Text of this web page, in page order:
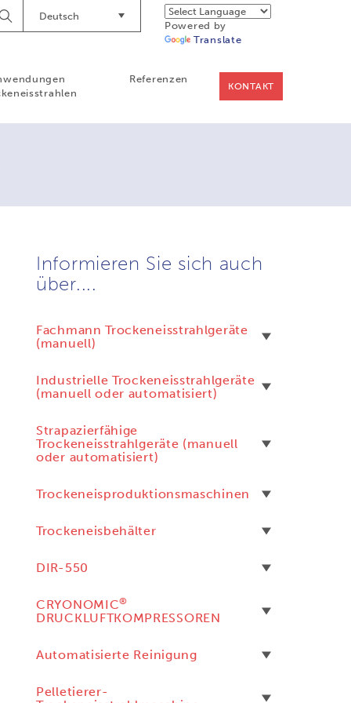
Powered by
Translate
Deutsch
Suche
starten
Referenzen
KONTAKT
Informieren Sie sich auch
über....
Fachmann Trockeneisstrahlgeräte
(manuell)
Industrielle Trockeneisstrahlgeräte
(manuell oder automatisiert)
Strapazierfähige
Trockeneisstrahlgeräte (manuell
oder automatisiert)
Trockeneisproduktionsmaschinen
Trockeneisbehälter
DIR-550
CRYONOMIC®
DRUCKLUFTKOMPRESSOREN
Automatisierte Reinigung
Pelletierer-